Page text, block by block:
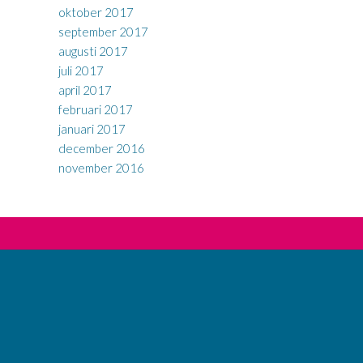
oktober 2017
september 2017
augusti 2017
juli 2017
april 2017
februari 2017
januari 2017
december 2016
november 2016